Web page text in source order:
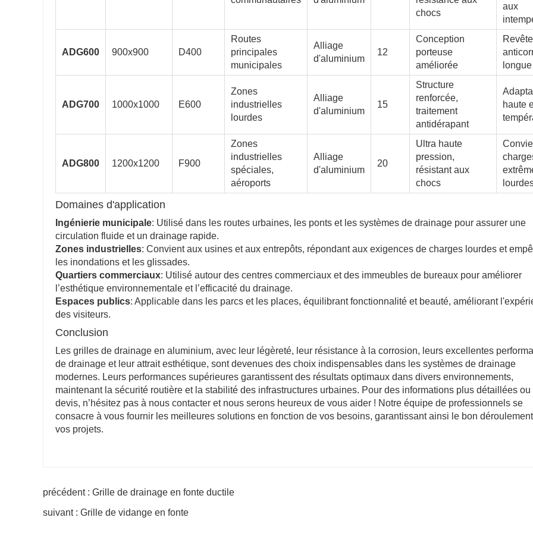
chocs
aux
ADG600 900x900 D400
Routes
principales
municipales
Alliage
d'aluminium
12
Conception
porteuse
améliorée
ADG700 1000x1000 E600
Zones
industrielles
lourdes
Alliage
d'aluminium
15
Structure
renforcée,
traitement
antidérapant
haute
ADG800 1200x1200 F900
Zones
industrielles
spéciales,
aéroports
Alliage
d'aluminium
20
Ultra haute
pression,
résistant aux
chocs
Domaines d'application
Ingénierie municipale: Utilisé dans les routes urbaines, les ponts et les systèmes de drainage pour assurer une
circulation fluide et un drainage rapide.
Zones industrielles: Convient aux usines et aux entrepôts, répondant aux exigences de charges lourdes et
les inondations et les glissades.
Quartiers commerciaux: Utilisé autour des centres commerciaux et des immeubles de bureaux pour améliorer
l’esthétique environnementale et l’efficacité du drainage.
Espaces publics: Applicable dans les parcs et les places, équilibrant fonctionnalité et beauté, améliorant
des visiteurs.
Conclusion
Les grilles de drainage en aluminium, avec leur légèreté, leur résistance à la corrosion, leurs excellentes
de drainage et leur attrait esthétique, sont devenues des choix indispensables dans les systèmes de drainage
modernes. Leurs performances supérieures garantissent des résultats optimaux dans divers environnements,
maintenant la sécurité routière et la stabilité des infrastructures urbaines. Pour des informations plus détaillées ou
devis, n’hésitez pas à nous contacter et nous serons heureux de vous aider ! Notre équipe de professionnels se
consacre à vous fournir les meilleures solutions en fonction de vos besoins, garantissant ainsi le bon
vos projets.
précédent : Grille de drainage en fonte ductile
suivant : Grille de vidange en fonte